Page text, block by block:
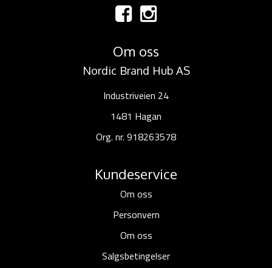
Om oss
Nordic Brand Hub AS
Industriveien 24
1481 Hagan
Org. nr. 918263578
Kundeservice
Om oss
Personvern
Om oss
Salgsbetingelser